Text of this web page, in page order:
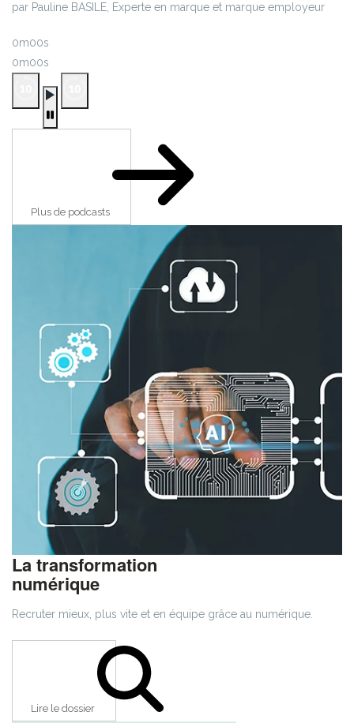
par Pauline BASILE, Experte en marque et marque employeur
0m00s
0m00s
Plus de podcasts
La transformation
numérique
Recruter mieux, plus vite et en équipe grâce au numérique.
Lire le dossier